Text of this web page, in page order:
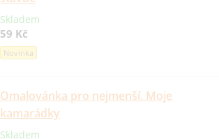
Skladem
59 Kč
Novinka
Omalovánka pro nejmenší. Moje
kamarádky
Skladem